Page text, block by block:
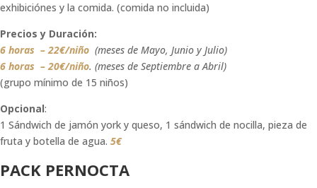
exhibiciónes y la comida. (comida no incluida)
Precios y Duración:
6 horas – 22€/niño (meses de Mayo, Junio y Julio)
6 horas –20€/niño. (meses de Septiembre a Abril)
(grupo mínimo de 15 niños)
Opcional:
1 Sándwich de jamón york y queso, 1 sándwich de nocilla, pieza de
fruta y botella de agua. 5€
PACK PERNOCTA